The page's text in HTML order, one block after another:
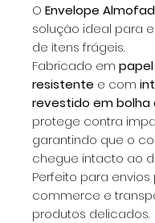
O Envelope
solução ideal para
de itens frágeis.
Fabricado em
resistente e com
revestido em bolha
protege contra
garantindo que o
chegue intacto ao
Perfeito para envios
commerce e
produtos delicados.